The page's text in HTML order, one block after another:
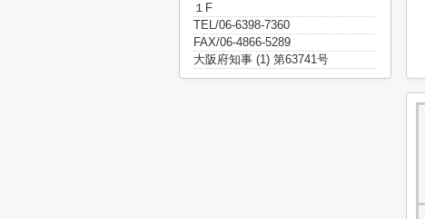
１F
TEL/06-6398-7360
FAX/06-4866-5289
大阪府知事 (1) 第63741号